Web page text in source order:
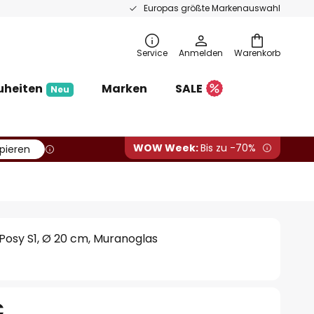
Europas größte Markenauswahl
Warenkorb
Service Anmelden
Neu Marken SALE
WOW Week:Bis zu -70%
S1, Ø 20 cm, Muranoglas